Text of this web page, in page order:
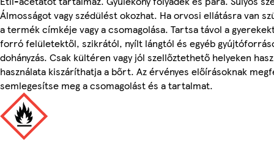
Álmosságot vagy szédülést okozhat. Ha orvosi ellátásra van
a termék címkéje vagy a csomagolása. Tartsa távol a
forró felületektől, szikrától, nyílt lángtól és egyéb
dohányzás. Csak kültéren vagy jól szellőztethető helyeken
használata kiszáríthatja a bőrt. Az érvényes előírásoknak
semlegesítse meg a csomagolást és a tartalmat.